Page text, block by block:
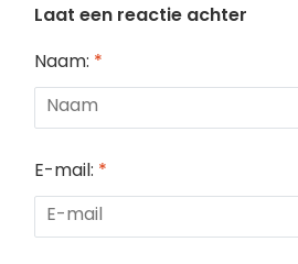
Laat een reactie achter
Naam: *
E-mail: *